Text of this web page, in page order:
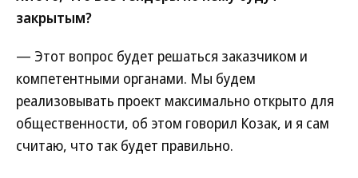
закрытым?
— Этот вопрос будет решаться заказчиком и
компетентными органами. Мы будем
реализовывать проект максимально открыто для
общественности, об этом говорил Козак, и я сам
считаю, что так будет правильно.